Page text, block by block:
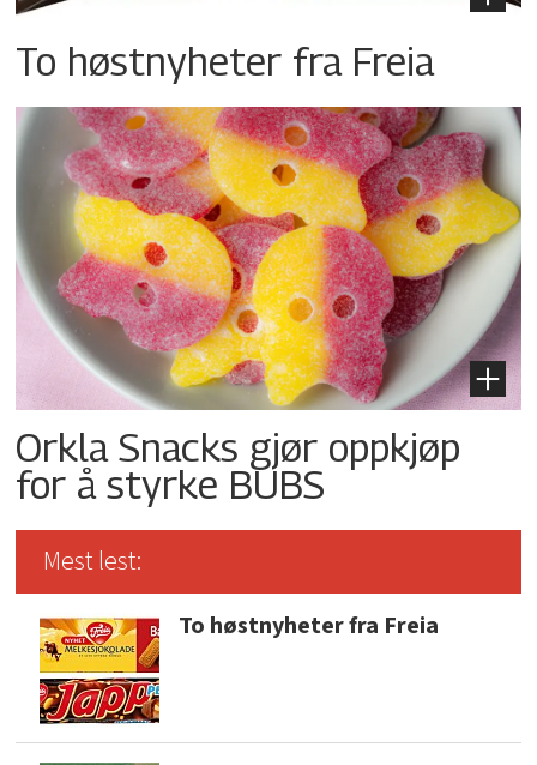
To høstnyheter fra Freia
Orkla Snacks gjør oppkjøp
for å styrke BUBS
Mest lest:
To høstnyheter fra Freia